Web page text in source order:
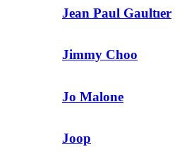
Jean Paul Gaultıer
Jimmy Choo
Jo Malone
Joop